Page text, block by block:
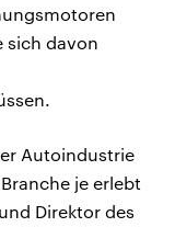
sich davon
Autoindustrie
je erlebt
Direktor des